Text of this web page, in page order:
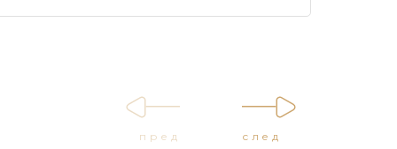
пред след